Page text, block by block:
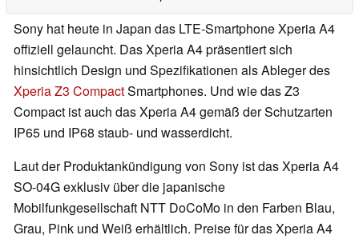
Sony hat heute in Japan das LTE-Smartphone Xperia A4
offiziell gelauncht. Das Xperia A4 präsentiert sich
hinsichtlich Design und Spezifikationen als Ableger des
Xperia Z3 CompactSmartphones. Und wie das Z3
Compact ist auch das Xperia A4 gemäß der Schutzarten
IP65 und IP68 staub- und wasserdicht.
Laut der Produktankündigung von Sony ist das Xperia A4
SO-04G exklusiv über die japanische
Mobilfunkgesellschaft NTT DoCoMo in den Farben Blau,
Grau, Pink und Weiß erhältlich. Preise für das Xperia A4